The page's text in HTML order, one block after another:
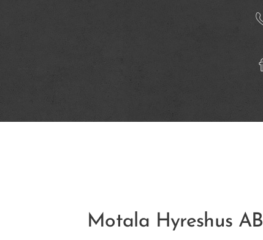
Motala Hyreshus AB